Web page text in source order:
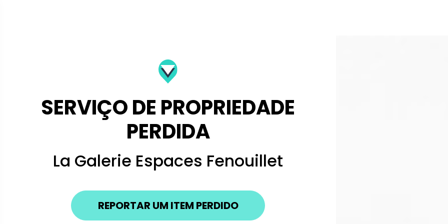
SERVIÇO DE PROPRIEDADE
PERDIDA
La Galerie Espaces Fenouillet
REPORTAR UM ITEM PERDIDO